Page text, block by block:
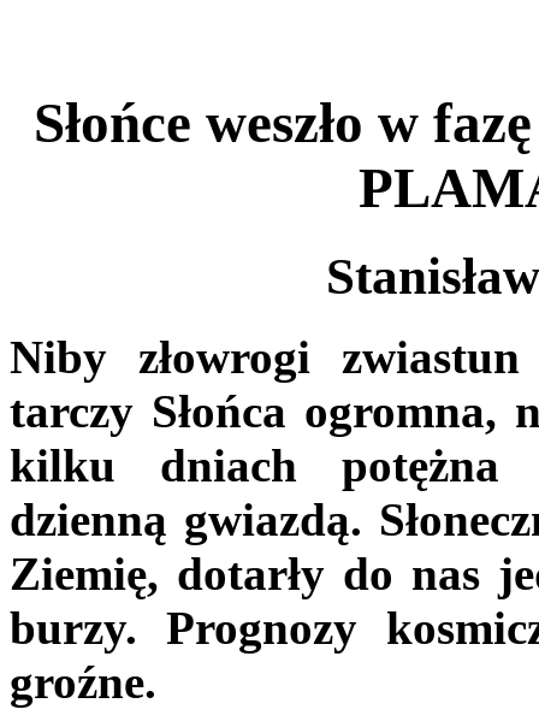
Słońce weszło w
Niby złowrogi
tarczy Słońca ogromna,
kilku dniach potężna
dzienną gwiazdą.
Ziemię, dotarły do nas
burzy. Prognozy
groźne.